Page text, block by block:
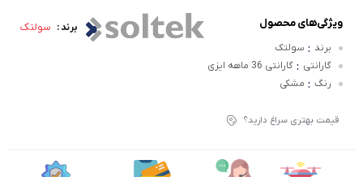
برند : سولتک ویژگی‌های محصول
برند : سولتک
گارانتی : گارانتی 36 ماهه ایزی
رنگ : مشکی
قیمت بهتری سراغ دارید؟